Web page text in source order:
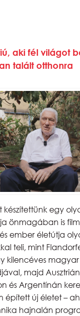
aki fél világot
talált otthonra
készítettünk egy
önmagában is
ember életútja
teli, mint
kilencéves
majd
és Argentínán
épített új életet –
hajnalán